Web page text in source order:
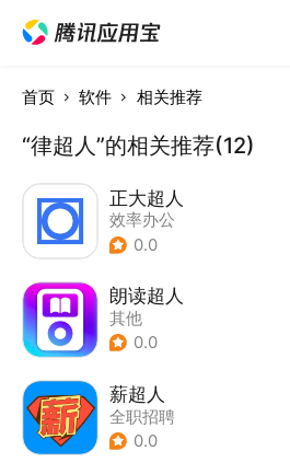
首页 软件 相关推荐
“律超人”的相关推荐(12)
正大超人
效率办公
0.0
朗读超人
其他
0.0
薪超人
全职招聘
0.0